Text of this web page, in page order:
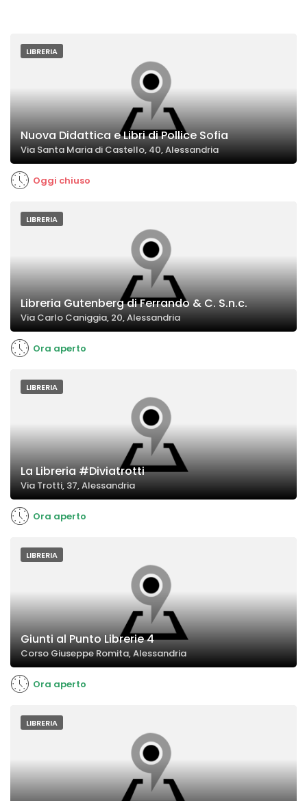
LIBRERIA
Nuova Didattica e Libri di Pollice Sofia
Via Santa Maria di Castello, 40, Alessandria
Oggi chiuso
LIBRERIA
Libreria Gutenberg di Ferrando & C. S.n.c.
Via Carlo Caniggia, 20, Alessandria
Ora aperto
LIBRERIA
La Libreria #Diviatrotti
Via Trotti, 37, Alessandria
Ora aperto
LIBRERIA
Giunti al Punto Librerie 4
Corso Giuseppe Romita, Alessandria
Ora aperto
LIBRERIA